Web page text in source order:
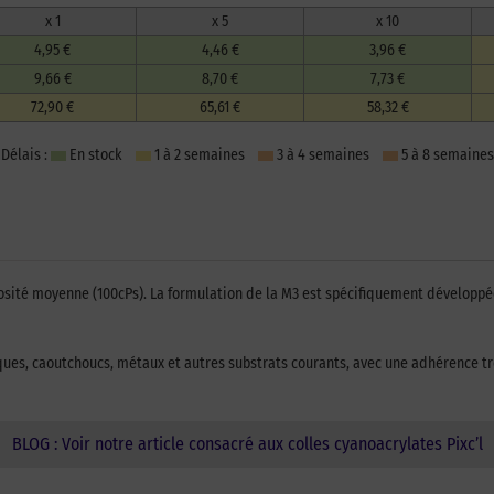
x 1 x 5 x 10
4,95 € 4,46 € 3,96 €
9,66 € 8,70 € 7,73 €
72,90 € 65,61 € 58,32 €
Délais : En stock 1 à 2 semaines 3 à 4 semaines 5 à 8 semaines
moyenne (100cPs). La formulation de la M3 est spécifiquement
caoutchoucs, métaux et autres substrats courants, avec une
BLOG : Voir notre article consacré aux colles cyanoacrylates Pixc’l